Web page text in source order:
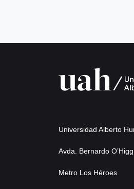
Universidad Alberto
Avda. Bernardo
Metro Los Héroes